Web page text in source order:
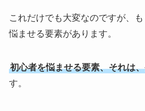
これだけでも大変なのですが、
悩ませる要素があります。
初心者を悩ませる要素、それは
す。